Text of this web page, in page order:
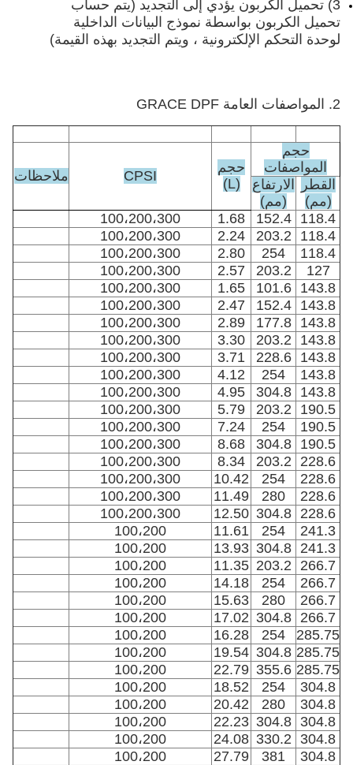
3) تحميل الكربون يؤدي إلى التجديد (يتم حساب
تحميل الكربون بواسطة نموذج البيانات الداخلية
لوحدة التحكم الإلكترونية ، ويتم التجديد بهذه القيمة)
2. المواصفات العامة GRACE DPF
حجم
المواصفات
حجم
CPSI ملاحظات
القطر
(مم)
الارتفاع
(مم)
118.4
152.4
1.68
100،200،300
118.4
203.2
2.24
100،200،300
118.4
254
2.80
100،200،300
127
203.2
2.57
100،200،300
143.8
101.6
1.65
100،200،300
143.8
152.4
2.47
100،200،300
143.8
177.8
2.89
100،200،300
143.8
203.2
3.30
100،200،300
143.8
228.6
3.71
100،200،300
143.8
254
4.12
100،200،300
143.8
304.8
4.95
100،200،300
190.5
203.2
5.79
100،200،300
190.5
254
7.24
100،200،300
190.5
304.8
8.68
100،200،300
228.6
203.2
8.34
100،200،300
228.6
254
10.42
100،200،300
228.6
280
11.49
100،200،300
228.6
304.8
12.50
100،200،300
241.3
254
11.61
100،200
241.3
304.8
13.93
100،200
266.7
203.2
11.35
100،200
266.7
254
14.18
100،200
266.7
280
15.63
100،200
266.7
304.8
17.02
100،200
285.75
254
16.28
100،200
285.75
304.8
19.54
100،200
285.75
355.6
22.79
100،200
304.8
254
18.52
100،200
304.8
280
20.42
100،200
304.8
304.8
22.23
100،200
304.8
330.2
24.08
100،200
304.8
381
27.79
100،200